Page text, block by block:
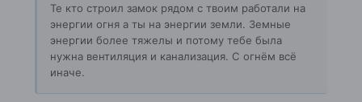
Те кто строил замок рядом с твоим работали на
энергии огня а ты на энергии земли. Земные
энергии более тяжелы и потому тебе была
нужна вентиляция и канализация. С огнём всё
иначе.